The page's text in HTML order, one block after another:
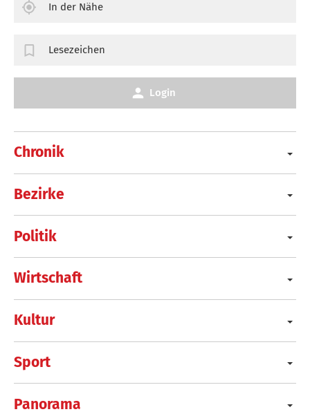
Chronik
Bezirke
Politik
Wirtschaft
Kultur
Sport
Panorama
In der Nähe
Lesezeichen
Login